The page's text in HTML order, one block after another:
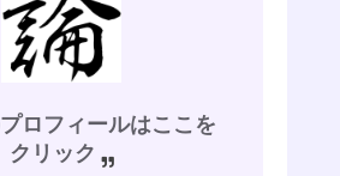
ロフィールはここを
クリック